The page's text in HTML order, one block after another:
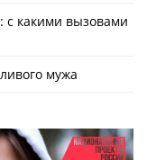
с какими вызовами
мужа